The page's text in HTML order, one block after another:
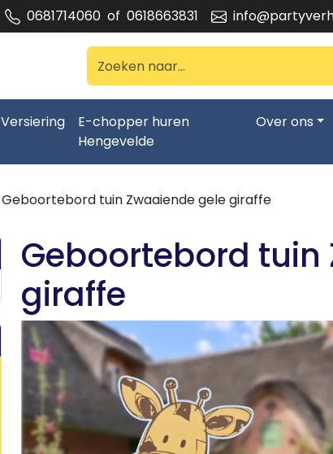
0681714060 of 0618663831
Over ons
Versiering
E-chopper huren
Hengevelde
Geboortebord tuin Zwaaiende gele giraffe
Geboortebord tuin
giraffe